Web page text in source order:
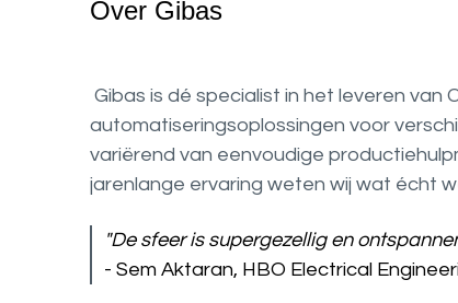
Over Gibas
Gibas is dé specialist in het leveren van
automatiseringsoplossingen voor
variërend van eenvoudige
jarenlange ervaring weten wij wat écht
"De sfeer is supergezellig en
- Sem Aktaran, HBO Electrical